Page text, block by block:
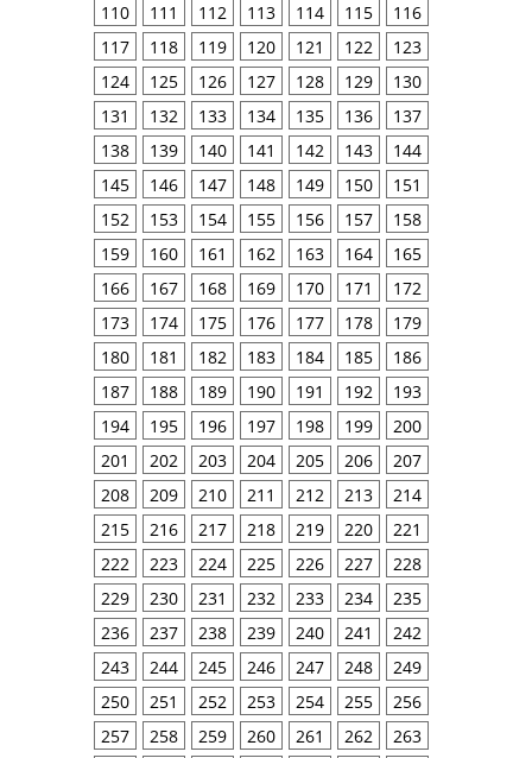
110
111 112 113 114 115
116
117
118 119 120 121 122
123
124
125 126 127 128 129
130
131
132 133 134 135 136
137
138
139 140 141 142 143
144
145
146 147 148 149 150
151
152
153 154 155 156 157
158
159
160 161 162 163 164
165
166
167 168 169 170 171
172
173
174 175 176 177 178
179
180
181 182 183 184 185
186
187
188 189 190 191 192
193
194
195 196 197 198 199
200
201
202 203 204 205 206
207
208
209 210 211 212 213
214
215
216 217 218 219 220
221
222
223 224 225 226 227
228
229
230 231 232 233 234
235
236
237 238 239 240 241
242
243
244 245 246 247 248
249
250
251 252 253 254 255
256
257
258 259 260 261 262
263